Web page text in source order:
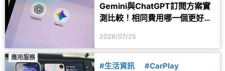
Gemini與ChatGPT訂閱方案實
測比較！相同費用哪一個更好
2026/07/25
應用服務
#生活資訊 #CarPlay